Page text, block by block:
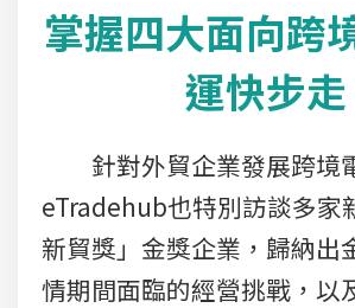
掌握四大面向跨
運快步走
針對外貿企業發展跨境
eTradehub也特別訪談多家
新貿獎」金獎企業，歸納出
情期間面臨的經營挑戰，以